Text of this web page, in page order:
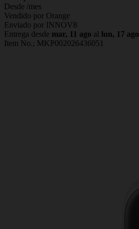
Desde /mes
Vendido por Orange
Enviado por INNOV8
Entrega desde mar, 11 ago al lun, 17 ago
Item No.; MKP002026436051